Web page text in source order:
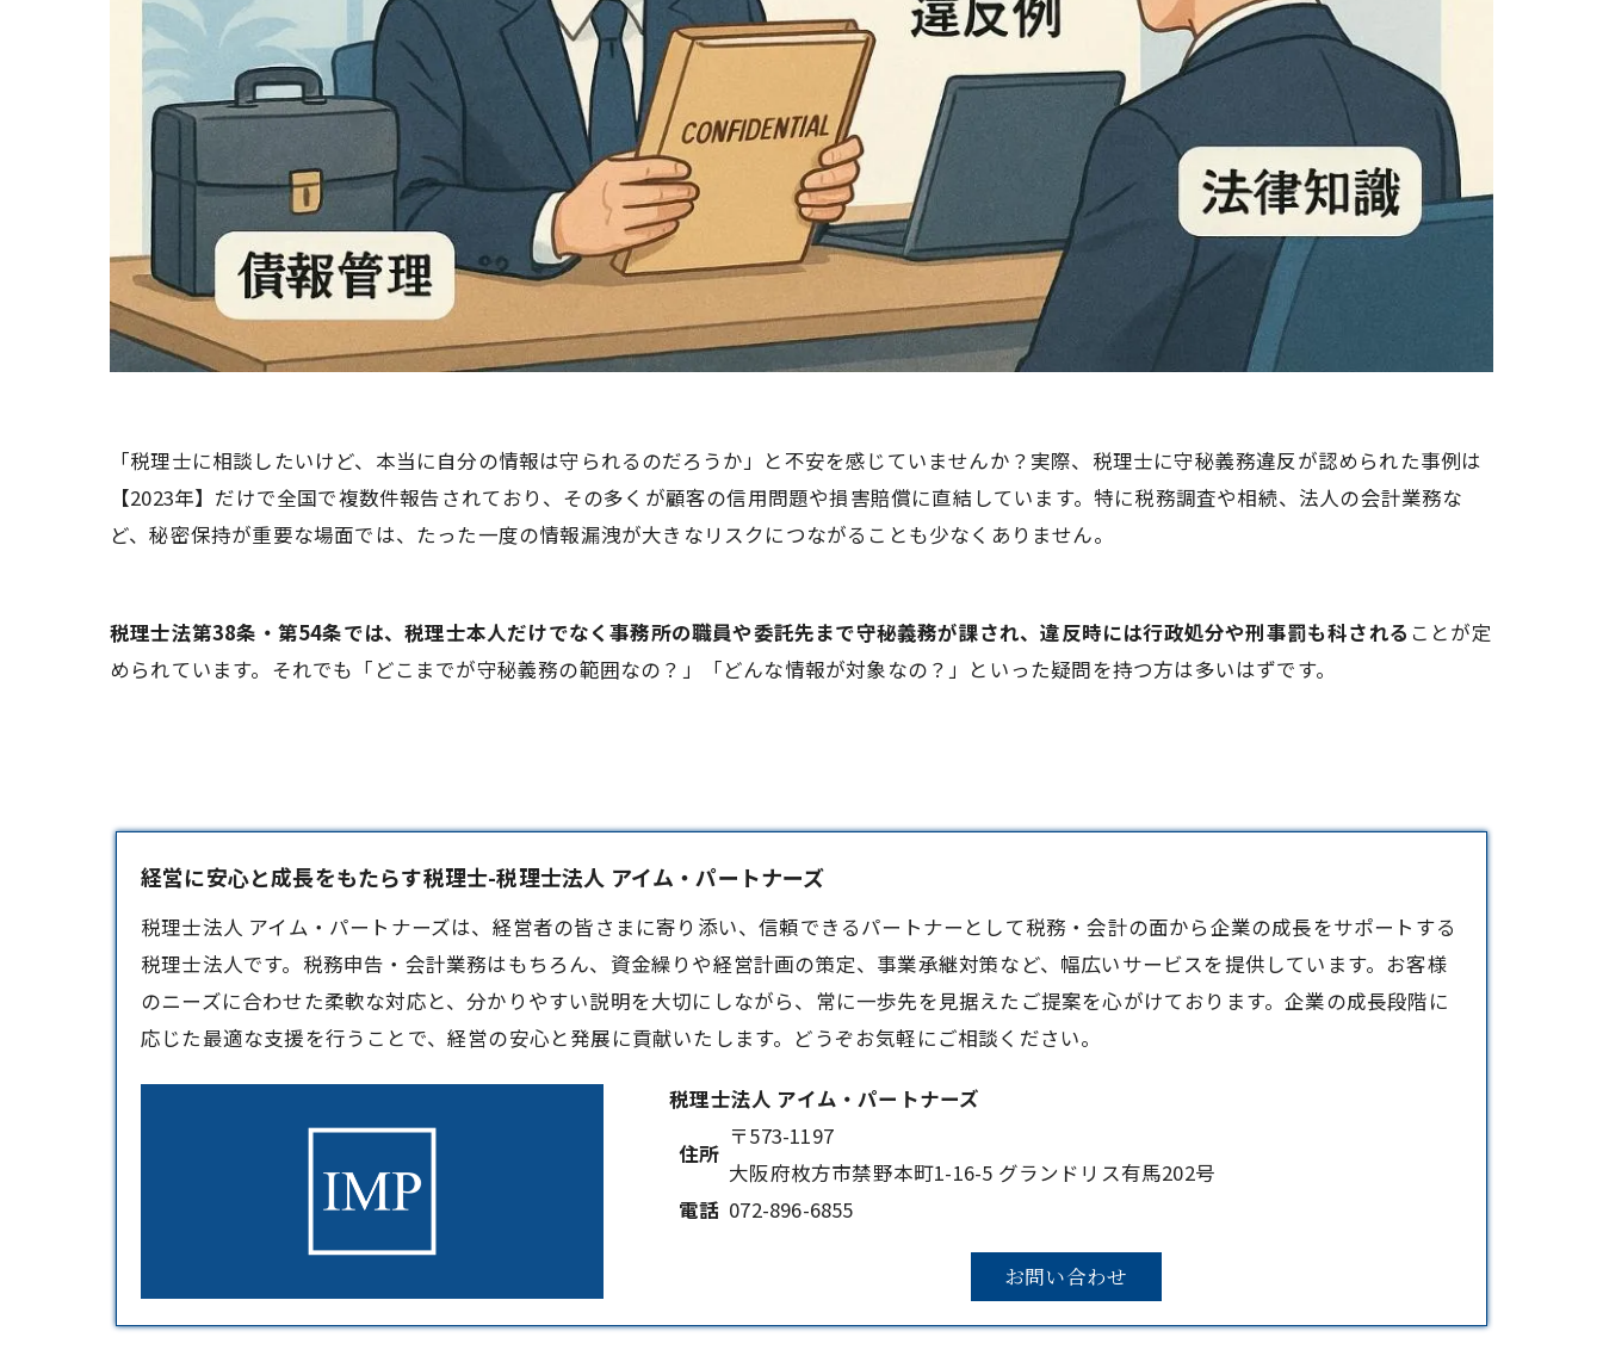
「税理士に相談したいけど、本当に自分の情報は守られるのだろうか」と不安を感じていませんか？実際、税理士に守秘義務違反が認められた事例は
【2023年】だけで全国で複数件報告されており、その多くが顧客の信用問題や損害賠償に直結しています。特に税務調査や相続、法人の会計業務な
ど、秘密保持が重要な場面では、たった一度の情報漏洩が大きなリスクにつながることも少なくありません。
税理士法第38条・第54条では、税理士本人だけでなく事務所の職員や委託先まで守秘義務が課され、違反時には行政処分や刑事罰も科される ことが定
められています。それでも「どこまでが守秘義務の範囲なの？」「どんな情報が対象なの？」といった疑問を持つ方は多いはずです。
経営に安心と成長をもたらす税理士-税理士法人 アイム・パートナーズ
税理士法人 アイム・パートナーズは、経営者の皆さまに寄り添い、信頼できるパートナーとして税務・会計の面から企業の成長をサポートする
税理士法人です。税務申告・会計業務はもちろん、資金繰りや経営計画の策定、事業承継対策など、幅広いサービスを提供しています。お客様
のニーズに合わせた柔軟な対応と、分かりやすい説明を大切にしながら、常に一歩先を見据えたご提案を心がけております。企業の成長段階に
応じた最適な支援を行うことで、経営の安心と発展に貢献いたします。どうぞお気軽にご相談ください。
税理士法人 アイム・パートナーズ
住所
〒573-1197
大阪府枚方市禁野本町1-16-5 グランドリス有馬202号
電話 072-896-6855
お問い合わせ